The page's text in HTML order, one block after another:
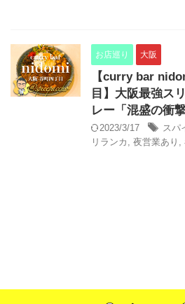
お店巡り 大阪
【curry bar
目】大阪最強ス
レー「混盛の衝撃
2023/3/17 スパ
リランカ , 夜営業あり ,